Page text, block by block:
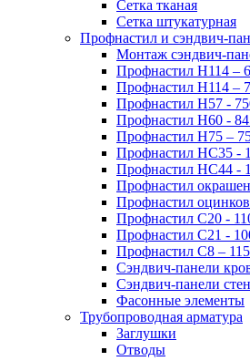
Сетка тканая
Сетка штукатурная
Профнастил и сэндвич-
Монтаж сэндвич-
Профнастил Н114 –
Профнастил Н114 –
Профнастил Н57 -
Профнастил Н60 -
Профнастил Н75 –
Профнастил НС35 -
Профнастил НС44 -
Профнастил
Профнастил
Профнастил С20 -
Профнастил С21 -
Профнастил С8 –
Сэндвич-панели
Сэндвич-панели
Фасонные элементы
Трубопроводная арматура
Заглушки
Отводы